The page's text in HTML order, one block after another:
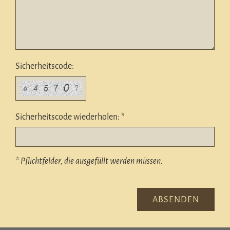
Sicherheitscode:
Sicherheitscode wiederholen: *
* Pflichtfelder, die ausgefüllt werden müssen.